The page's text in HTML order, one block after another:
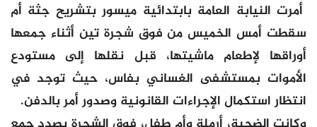
أمرت النيابة العامة بابتدائية ميسور بتشريح جثة أم
سقطت أمس الخميس من فوق شجرة تين أثناء جمعها
أوراقها لإطعام ماشيتها، قبل نقلها إلى مستودع
الأموات بمستشفى الغساني بفاس، حيث توجد في
انتظار استكمال الإجراءات القانونية وصدور أمر بالدفن.